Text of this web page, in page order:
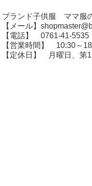
ブランド子供服 ママ服
【メール】
【電話】 0761-41-5535
【営業時間】 10:30～
【定休日】 月曜日、第